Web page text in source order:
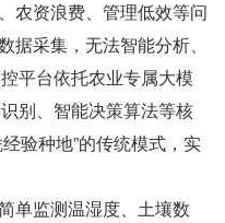
农资浪费、管理低效等问
采集，无法智能分析、
平台依托农业专属大模
别、智能决策算法等核
验种地”的传统模式，实
单监测温湿度、土壤数